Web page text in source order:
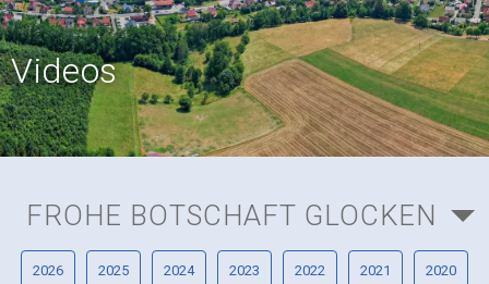
Videos
FROHE BOTSCHAFT GLOCKEN
2026 2025 2024 2023 2022 2021 2020